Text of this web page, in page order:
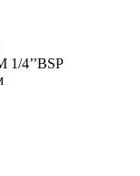
4’’BSP